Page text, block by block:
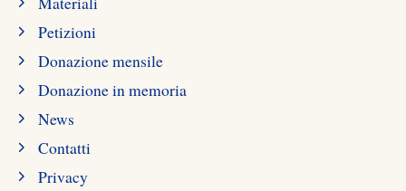
Petizioni
Donazione mensile
Donazione in memoria
News
Contatti
Privacy